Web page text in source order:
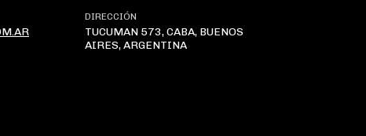
DIRECCIÓN
TUCUMAN 573, CABA, BUENOS
AIRES, ARGENTINA